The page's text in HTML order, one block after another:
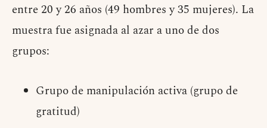
entre 20 y 26 años (49 hombres y 35 mujeres). La
muestra fue asignada al azar a uno de dos
grupos:
Grupo de manipulación activa (grupo de
gratitud)